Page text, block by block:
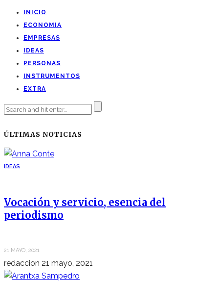
INICIO
ECONOMIA
EMPRESAS
IDEAS
PERSONAS
INSTRUMENTOS
EXTRA
ÚLTIMAS NOTICIAS
IDEAS
Vocación y servicio, esencia del
periodismo
21 MAYO, 2021
redaccion 21 mayo, 2021